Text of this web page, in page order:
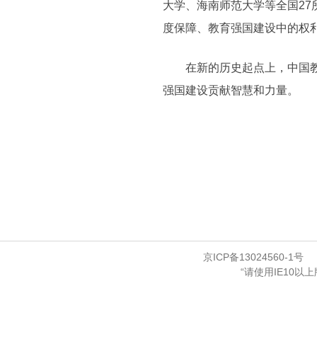
大学、海南师范大学等全国
度保障、教育强国建设中的权
在新的历史起点上，中国教
强国建设贡献智慧和力量。
京ICP备13024560-1号
“请使用IE10以